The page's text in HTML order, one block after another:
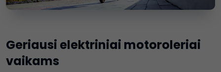
Geriausi elektriniai motoroleriai
vaikams